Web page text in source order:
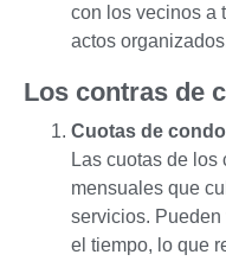
con los vecinos a
actos
Los contras de
Cuotas de
Las cuotas de
mensuales que
servicios.
el tiempo, lo que